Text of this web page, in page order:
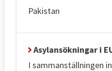
Pakistan
Asylansökningar i
I sammanställningen